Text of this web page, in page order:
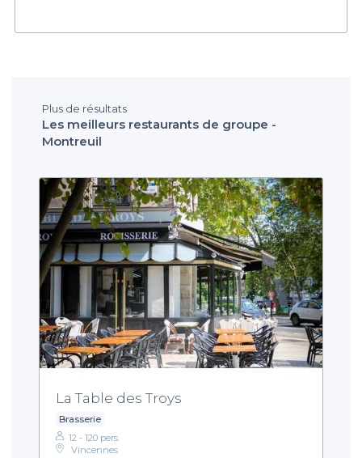
Plus de résultats
Les meilleurs restaurants de groupe -
Montreuil
La Table des Troys
Brasserie
12 - 120 pers.
Vincennes